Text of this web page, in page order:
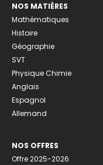
NOS MATIÈRES
Mathématiques
Histoire
Géographie
SVT
Physique Chimie
Anglais
Espagnol
Allemand
NOS OFFRES
Offre 2025-2026